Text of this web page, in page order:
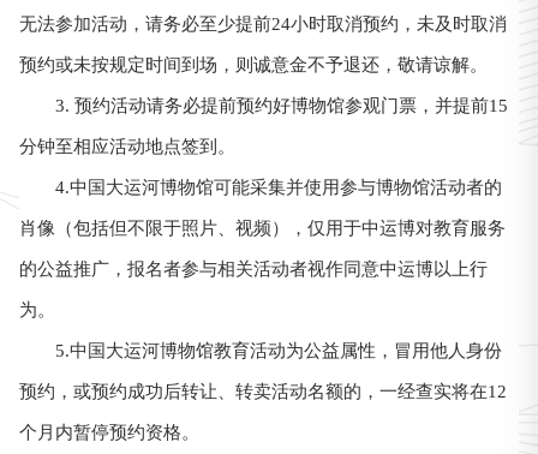
无法参加活动，请务必至少提前24小时取消预约，未及时取消
预约或未按规定时间到场，则诚意金不予退还，敬请谅解。
3. 预约活动请务必提前预约好博物馆参观门票，并提前15
分钟至相应活动地点签到。
4.中国大运河博物馆可能采集并使用参与博物馆活动者的
肖像（包括但不限于照片、视频），仅用于中运博对教育服务
的公益推广，报名者参与相关活动者视作同意中运博以上行
为。
5.中国大运河博物馆教育活动为公益属性，冒用他人身份
预约，或预约成功后转让、转卖活动名额的，一经查实将在12
个月内暂停预约资格。